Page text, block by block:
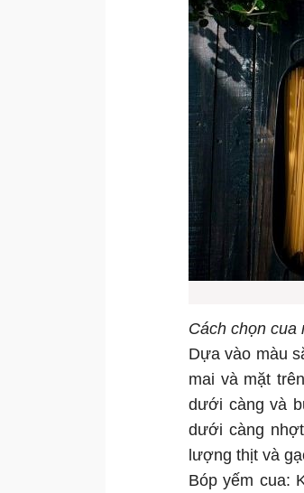
Cách chọn cua
Dựa vào màu
mai và mặt
dưới càng và
dưới càng
lượng thịt và
Bóp yếm cua: